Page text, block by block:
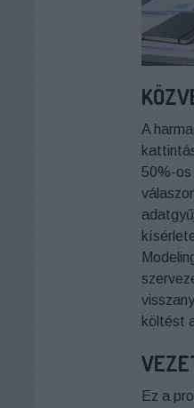
A
50%-os
költést
Ez a